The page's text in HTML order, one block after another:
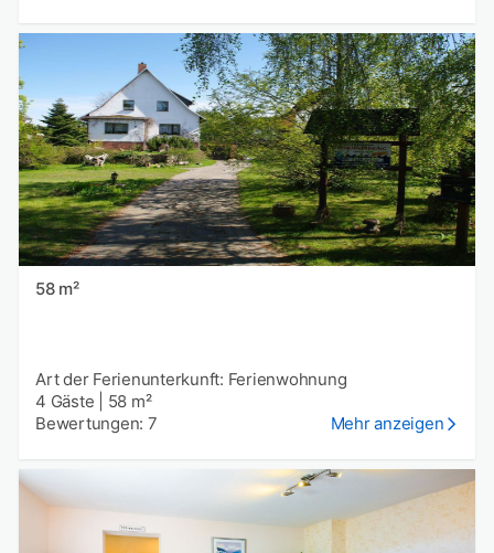
58 m²
Art der Ferienunterkunft: Ferienwohnung
4 Gäste
58 m²
Bewertungen: 7
Mehr anzeigen